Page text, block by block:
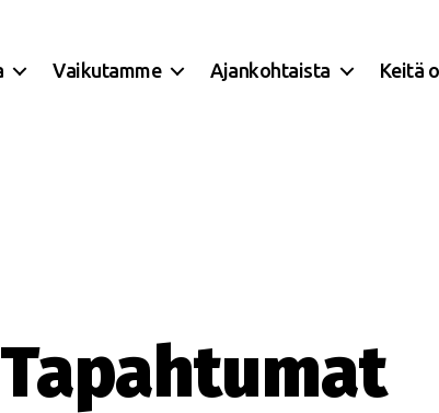
Vaikutamme Ajankohtaista Keitä
Tapahtumat